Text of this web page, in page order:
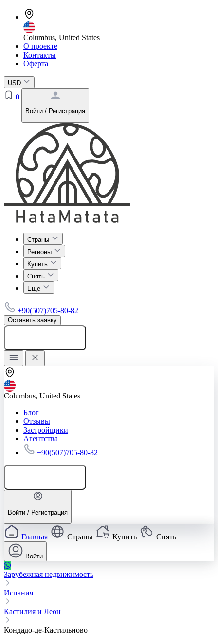
Columbus, United States
О проекте
Контакты
Оферта
USD
0
Войти / Регистрация
Страны
Регионы
Купить
Снять
Еще
+90(507)705-80-82
Оставить заявку
Columbus, United States
Блог
Отзывы
Застройщики
Агентства
+90(507)705-80-82
Войти / Регистрация
Главная Страны Купить Снять
Войти
Зарубежная недвижимость
Испания
Кастилия и Леон
Кондадо-де-Кастильново